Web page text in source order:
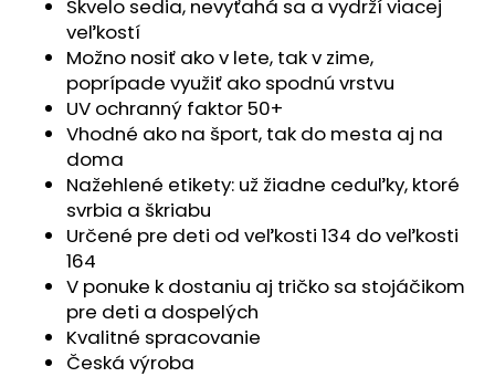
Skvelo sedia, nevyťahá sa a vydrží viacej
veľkostí
Možno nosiť ako v lete, tak v zime,
poprípade využiť ako spodnú vrstvu
UV ochranný faktor 50+
Vhodné ako na šport, tak do mesta aj na
doma
Nažehlené etikety: už žiadne ceduľky, ktoré
svrbia a škriabu
Určené pre deti od veľkosti 134 do veľkosti
164
V ponuke k dostaniu aj tričko sa stojáčikom
pre deti a dospelých
Kvalitné spracovanie
Česká výroba
PROSTERADLO
KOČIARA
NEPRIEPUSTNÉ
PRIEDUŠNÉ
€13,41